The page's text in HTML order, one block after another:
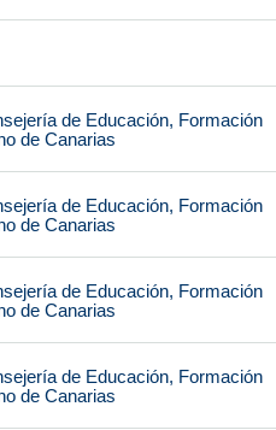
de Educación, Formación
de Canarias
de Educación, Formación
de Canarias
de Educación, Formación
de Canarias
de Educación, Formación
de Canarias